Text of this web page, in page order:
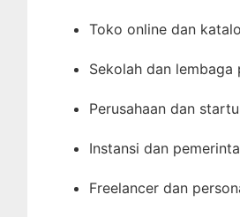
Toko online dan
Sekolah dan lembaga
Perusahaan dan
Instansi dan
Freelancer dan